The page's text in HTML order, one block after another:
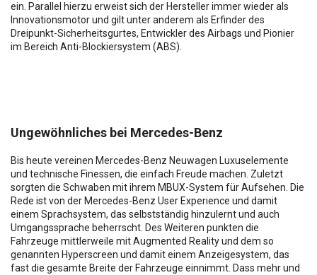
ein. Parallel hierzu erweist sich der Hersteller immer wieder als
Innovationsmotor und gilt unter anderem als Erfinder des
Dreipunkt-Sicherheitsgurtes, Entwickler des Airbags und Pionier
im Bereich Anti-Blockiersystem (ABS).
Ungewöhnliches bei Mercedes-Benz
Bis heute vereinen Mercedes-Benz Neuwagen Luxuselemente
und technische Finessen, die einfach Freude machen. Zuletzt
sorgten die Schwaben mit ihrem MBUX-System für Aufsehen. Die
Rede ist von der Mercedes-Benz User Experience und damit
einem Sprachsystem, das selbstständig hinzulernt und auch
Umgangssprache beherrscht. Des Weiteren punkten die
Fahrzeuge mittlerweile mit Augmented Reality und dem so
genannten Hyperscreen und damit einem Anzeigesystem, das
fast die gesamte Breite der Fahrzeuge einnimmt. Dass mehr und